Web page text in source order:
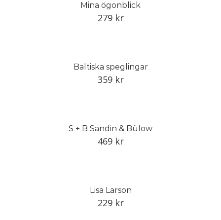
Mina ögonblick
279 kr
Baltiska speglingar
359 kr
S + B Sandin & Bülow
469 kr
Lisa Larson
229 kr